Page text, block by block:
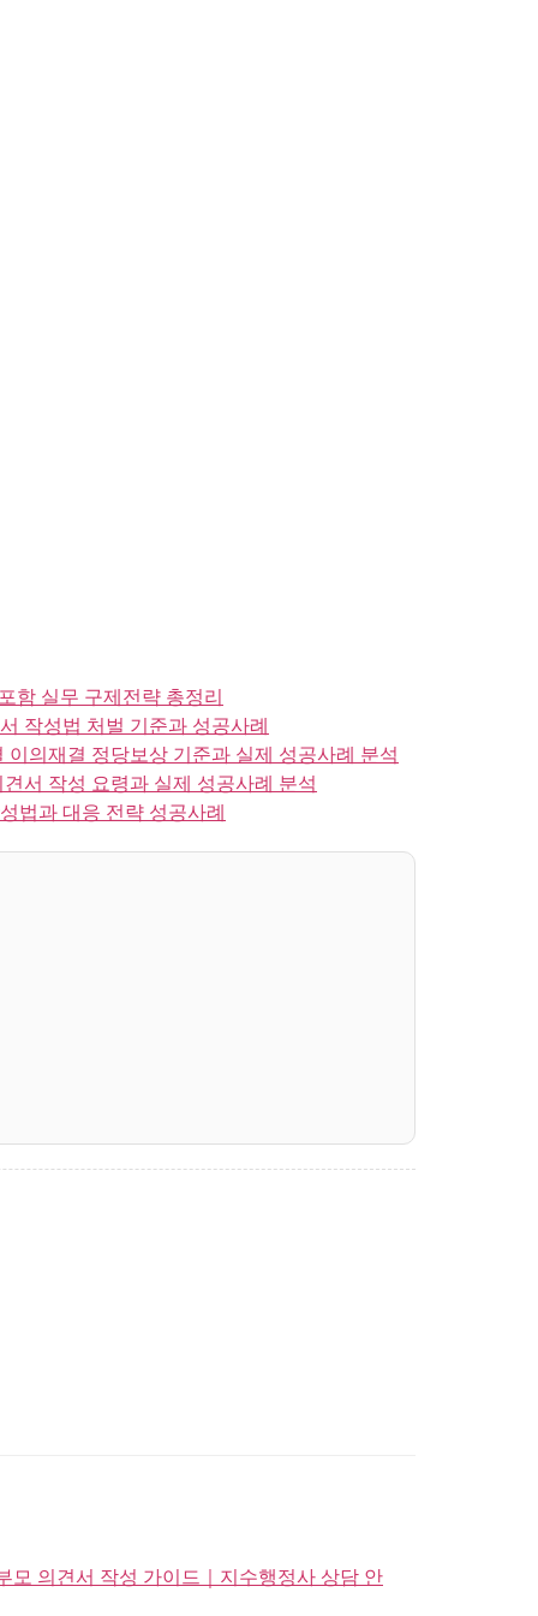
함 실무 구제전략 총정리
작성법 처벌 기준과 성공사례
의재결 정당보상 기준과 실제 성공사례 분석
서 작성 요령과 실제 성공사례 분석
법과 대응 전략 성공사례
모 의견서 작성 가이드｜지수행정사 상담 안